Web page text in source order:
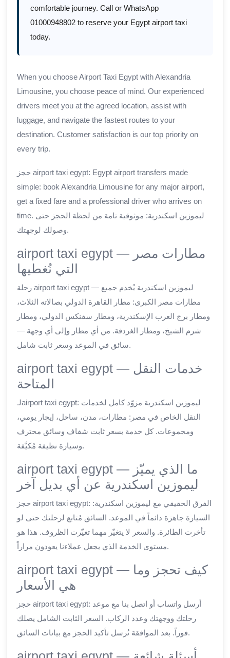
comfortable journey. Call or WhatsApp
01000948802 to reserve your Egypt airport taxi
today.
When you choose Airport Taxi Egypt with Alexandria
Limousine, you choose peace of mind. Our experienced
drivers meet you at the agreed location, assist with
luggage, and navigate the fastest routes to your
destination. Customer satisfaction is our top priority on
every trip.
حجز airport taxi egypt: Egypt airport transfers made
simple: book Alexandria Limousine for any major airport,
get a fixed fare and a professional driver who arrives on
time. ليموزين اسكندرية: موثوقية تامة من لحظة الحجز حتى
وصولك لوجهتك.
airport taxi egypt — مطارات مصر
التي نُغطيها
رحلة airport taxi egypt — ليموزين اسكندرية يُخدم جميع
مطارات مصر الكبرى: مطار القاهرة الدولي بصالاته الثلاث،
ومطار برج العرب الإسكندرية، ومطار سفنكس الدولي، ومطار
شرم الشيخ، ومطار الغردقة. من أي مطار وإلى أي وجهة —
سائق في الموعد وسعر ثابت شامل.
airport taxi egypt — خدمات النقل
المتاحة
لـairport taxi egypt: ليموزين اسكندرية مزوّد كامل لخدمات
النقل الخاص في مصر: مطارات، مدن، ساحل، إيجار يومي،
ومجموعات. كل خدمة بسعر ثابت شفاف وسائق محترف
وسيارة نظيفة مُكيَّفة.
airport taxi egypt — ما الذي يميّز
ليموزين اسكندرية عن أي بديل آخر
حجز airport taxi egypt: الفرق الحقيقي مع ليموزين اسكندرية:
السيارة جاهزة دائماً في الموعد. السائق مُتابع لرحلتك حتى لو
تأخرت الطائرة. والسعر لا يتغيّر مهما تغيّرت الظروف. هذا هو
مستوى الخدمة الذي يجعل عملاءنا يعودون مراراً.
airport taxi egypt — كيف تحجز وما
هي الأسعار
حجز airport taxi egypt: أرسل واتساب أو اتصل بنا مع موعد
رحلتك ووجهتك وعدد الركاب. السعر الثابت الشامل يصلك
فوراً. بعد الموافقة نُرسل تأكيد الحجز مع بيانات السائق.